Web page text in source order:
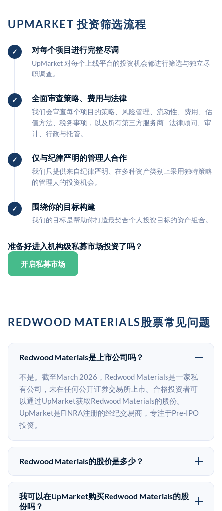
UPMARKET 投资筛选流程
对每个项目进行完整尽调
UpMarket 对每个上线平台的投资机会都进行筛选与独立尽
职调查。
全面审查策略、费用与法律
我们会审查每个项目的策略、风险管理、流动性、费用、估
值方法、税务事项，以及所有第三方服务商—法律顾问、审
计、行政与托管。
仅与纪律严明的管理人合作
我们只提供来自纪律严明、在多种资产类别上采用独特策略
的管理人的投资机会。
围绕你的目标构建
我们的目标是帮助你打造最契合个人投资目标的资产组合。
准备好进入机构级私募市场投资了吗？
开启私募市场
REDWOOD MATERIALS股票常见问题
Redwood Materials是上市公司吗？
不是。截至March 2026，Redwood Materials是一家私
有公司，未在任何公开证券交易所上市。合格投资者可
以通过UpMarket获取Redwood Materials的股份。
UpMarket是FINRA注册的经纪交易商，专注于Pre-IPO
投资。
Redwood Materials的股价是多少？
Redwood Materials没有公开股价，因为它是一家私有公
司。最近的已知股价来自其最近一轮融资。 二级市场上
的Pre-IPO股价可能因供需和市场条件而与最近一轮融资
我可以在UpMarket购买Redwood Materials的股
份吗？